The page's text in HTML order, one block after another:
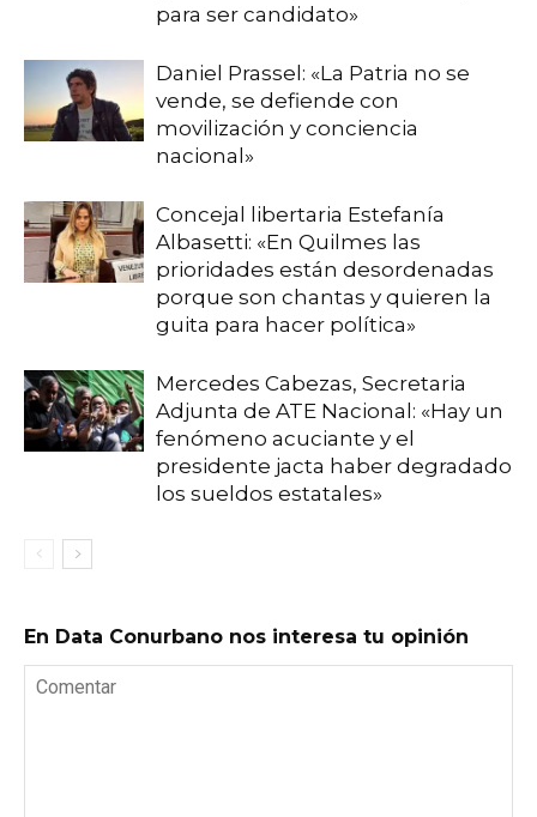
para ser candidato»
Daniel Prassel: «La Patria no se
vende, se defiende con
movilización y conciencia
nacional»
Concejal libertaria Estefanía
Albasetti: «En Quilmes las
prioridades están desordenadas
porque son chantas y quieren la
guita para hacer política»
Mercedes Cabezas, Secretaria
Adjunta de ATE Nacional: «Hay un
fenómeno acuciante y el
presidente jacta haber degradado
los sueldos estatales»
En Data Conurbano nos interesa tu opinión